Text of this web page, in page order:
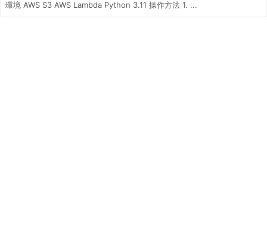
環境 AWS S3 AWS Lambda Python 3.11 操作方法 1. ...